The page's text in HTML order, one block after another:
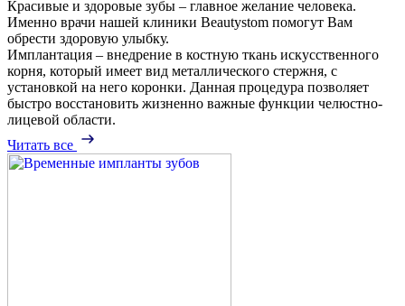
Красивые и здоровые зубы – главное желание человека.
Именно врачи нашей клиники Beautystom помогут Вам
обрести здоровую улыбку.
Имплантация – внедрение в костную ткань искусственного
корня, который имеет вид металлического стержня, с
установкой на него коронки. Данная процедура позволяет
быстро восстановить жизненно важные функции челюстно-
лицевой области.
Читать все